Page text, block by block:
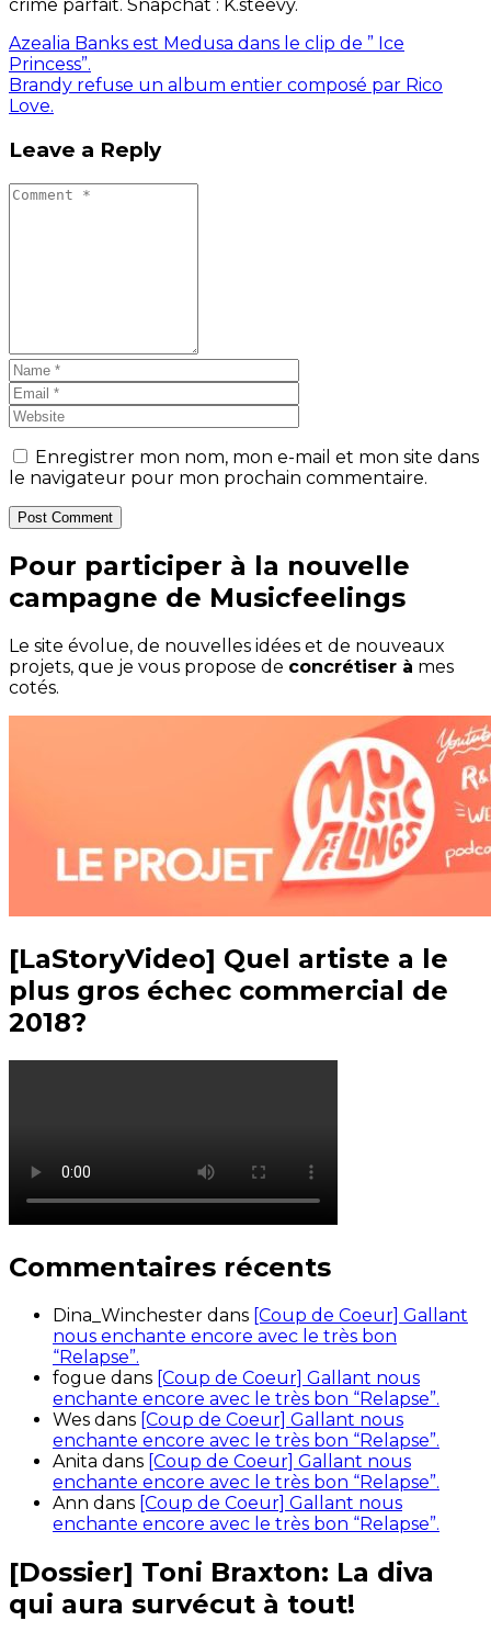
crime parfait. Snapchat : K.steevy.
Azealia Banks est Medusa dans le clip de ” Ice
Princess”.
Brandy refuse un album entier composé par Rico
Love.
Leave a Reply
Enregistrer mon nom, mon e-mail et mon site dans
le navigateur pour mon prochain commentaire.
Post Comment
Pour participer à la nouvelle
campagne de Musicfeelings
Le site évolue, de nouvelles idées et de nouveaux
projets, que je vous propose de concrétiser à mes
cotés.
[LaStoryVideo] Quel artiste a le
plus gros échec commercial de
2018?
Commentaires récents
Dina_Winchester dans [Coup de Coeur] Gallant
nous enchante encore avec le très bon
“Relapse”.
fogue dans [Coup de Coeur] Gallant nous
enchante encore avec le très bon “Relapse”.
Wes dans [Coup de Coeur] Gallant nous
enchante encore avec le très bon “Relapse”.
Anita dans [Coup de Coeur] Gallant nous
enchante encore avec le très bon “Relapse”.
Ann dans [Coup de Coeur] Gallant nous
enchante encore avec le très bon “Relapse”.
[Dossier] Toni Braxton: La diva
qui aura survécut à tout!